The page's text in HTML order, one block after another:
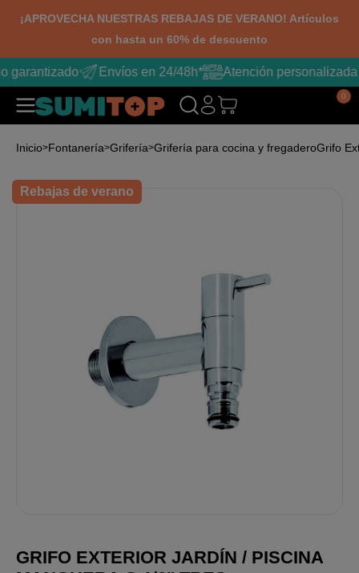
¡APROVECHA NUESTRAS REBAJAS DE VERANO! Artículos
con hasta un 60% de descuento
garantizado Envíos en 24/48h* Atención personalizada
0
Inicio Fontanería Grifería Grifería para cocina y fregaderoGrifo
Rebajas de verano
GRIFO EXTERIOR JARDÍN / PISCINA